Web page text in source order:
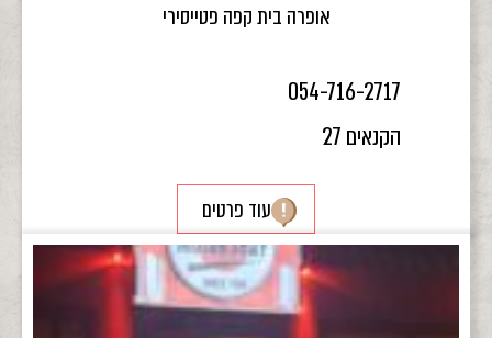
אופרה בית קפה פטייסירי
054-716-2717
הקנאים 27
עוד פרטים